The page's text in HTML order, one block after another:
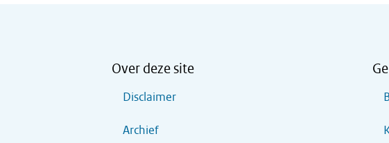
Over deze site
Disclaimer
Archief